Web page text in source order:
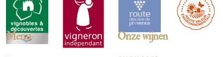
Menu Onze wijnen